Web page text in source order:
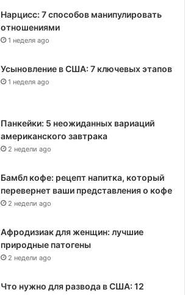
Нарцисс: 7 способов манипулировать
отношениями
1 неделя ago
Усыновление в США: 7 ключевых этапов
1 неделя ago
Панкейки: 5 неожиданных вариаций
американского завтрака
2 недели ago
Бамбл кофе: рецепт напитка, который
перевернет ваши представления о кофе
2 недели ago
Афродизиак для женщин: лучшие
природные патогены
2 недели ago
Что нужно для развода в США: 12